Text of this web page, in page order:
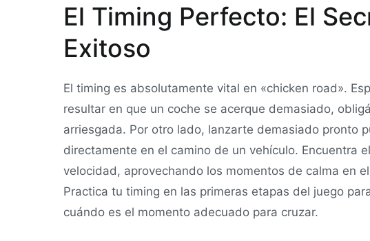
El Timing Perfecto: El
Exitoso
El timing es absolutamente vital en «chicken road».
resultar en que un coche se acerque demasiado,
arriesgada. Por otro lado, lanzarte demasiado pronto
directamente en el camino de un vehículo. Encuentra
velocidad, aprovechando los momentos de calma en
Practica tu timing en las primeras etapas del juego
cuándo es el momento adecuado para cruzar.